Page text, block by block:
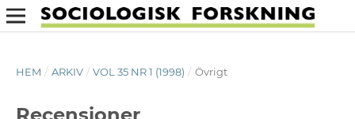
HEM / ARKIV / VOL 35 NR 1 (1998) / Övrigt